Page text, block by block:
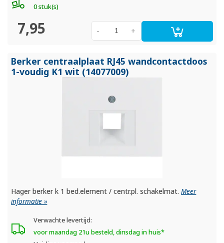
0 stuk(s)
7,95 +
-
Berker centraalplaat RJ45 wandcontactdoos
1-voudig K1 wit (14077009)
Hager berker k 1 bed.element / centr.pl. schakelmat.Meer
informatie »
Verwachte levertijd:
voor maandag 21u besteld, dinsdag in huis*